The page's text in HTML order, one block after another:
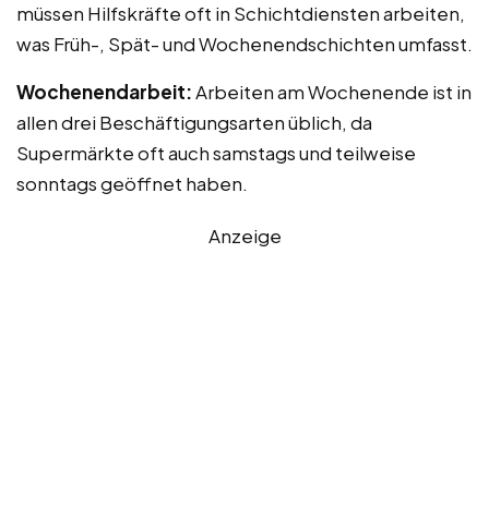
müssen Hilfskräfte oft in Schichtdiensten arbeiten,
was Früh-, Spät- und Wochenendschichten umfasst.
Wochenendarbeit:Arbeiten am Wochenende ist in
allen drei Beschäftigungsarten üblich, da
Supermärkte oft auch samstags und teilweise
sonntags geöffnet haben.
Anzeige